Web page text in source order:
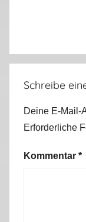
n
m
Schreibe
Deine E-Mail-
Erforderliche
Kommentar *